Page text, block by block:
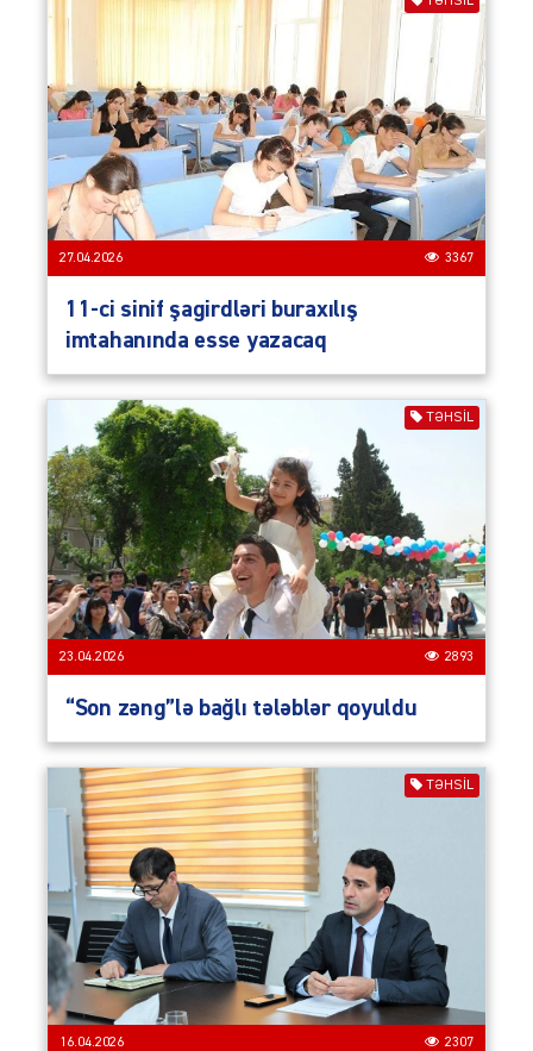
27.04.2026 3367
11-ci sinif şagirdləri buraxılış
imtahanında esse yazacaq
TƏHSIL
23.04.2026 2893
“Son zəng”lə bağlı tələblər qoyuldu
TƏHSIL
16.04.2026 2307